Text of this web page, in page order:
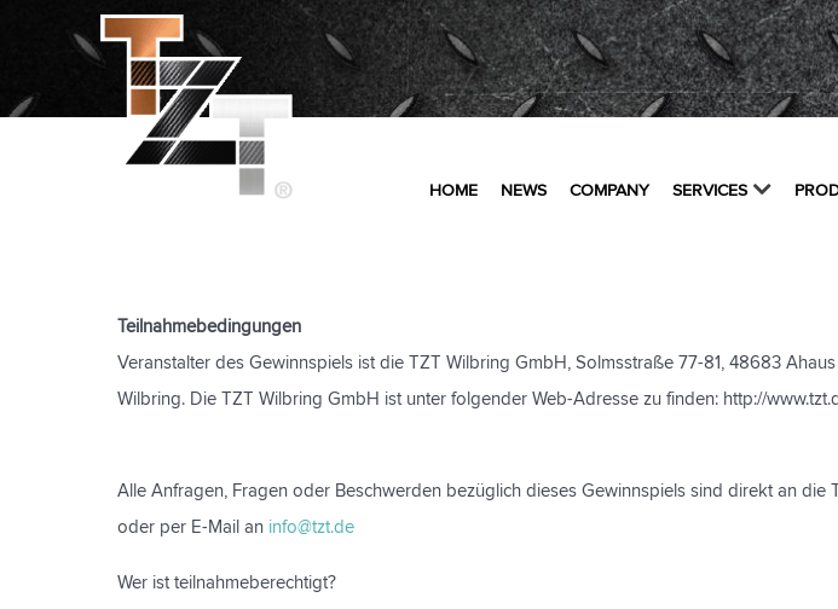
HOME NEWS COMPANY SERVICES
Teilnahmebedingungen
Veranstalter des Gewinnspiels ist die TZT Wilbring GmbH, Solmsstraße 77-81, 48683
Wilbring. Die TZT Wilbring GmbH ist unter folgender Web-Adresse zu finden: http://
Alle Anfragen, Fragen oder Beschwerden bezüglich dieses Gewinnspiels sind direkt an
oder per E-Mail an info@tzt.de
Wer ist teilnahmeberechtigt?